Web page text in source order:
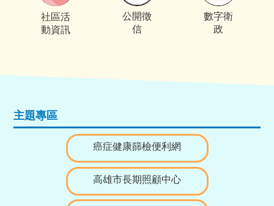
社區活
動資訊
公開徵
信
數字衛
政
主題專區
癌症健康篩檢便利網
高雄市長期照顧中心